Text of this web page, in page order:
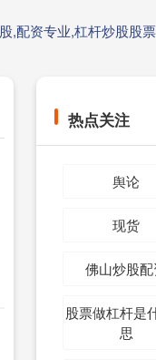
配资专业,杠杆炒股股票
热点关注
舆论
现货
佛山炒股配
股票做杠杆是
思